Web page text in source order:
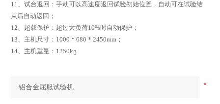
11、试台返回：手动可以高速度返回试验初始位置，自动可在试验结
束后自动返回；
12、 超载保护：超过大负荷10%时自动保护；
13、主机尺寸：1000＊680＊2450mm；
14、 主机重量： 1250kg